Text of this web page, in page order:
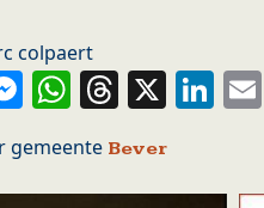
colpaert
Messenger
X
Bever